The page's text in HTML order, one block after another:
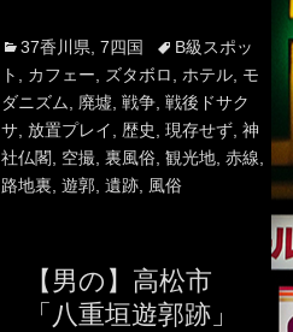
Categories
37香川県 7四国 TagsB級スポッ
ト
カフェー ズタボロ ホテル, モ
ダニズム
廃墟 戦争, 戦後ドサク
サ, 放置プレイ 歴史 現存せず, 神
社仏閣
空撮, 裏風俗, 観光地, 赤線
路地裏 遊郭, 遺跡, 風俗
【男の】高松市
「八重垣遊郭跡」